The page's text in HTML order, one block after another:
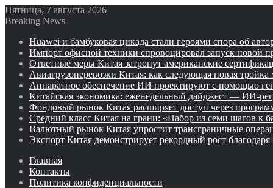
Пятница, 7 августа 2026
Breaking News
Huawei и бамбуковая цикада стали героями спора об
Импорт офисной техники спровоцировал запуск новой
Ответные меры Китая затронут американские
Авиагрузоперевозки Китая: как следующая новая
Аппаратное обеспечение ИИ проектируют с помощью
Китайская экономика: еженедельный дайджест — ИИ-
Фондовый рынок Китая расширяет доступ через
Средний класс Китая на грани: «Набор из семи шагов к
Валютный рынок Китая упростит трансграничные
Экспорт Китая демонстрирует рекордный рост
Главная
Контакты
Политика конфиденциальности